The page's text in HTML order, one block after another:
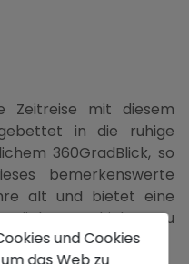
Zeitreise mit diesem
in die ruhige
360GradBlick, so
bemerkenswerte
alt und bietet eine
Geschichte zu
und Cookies
das Web zu